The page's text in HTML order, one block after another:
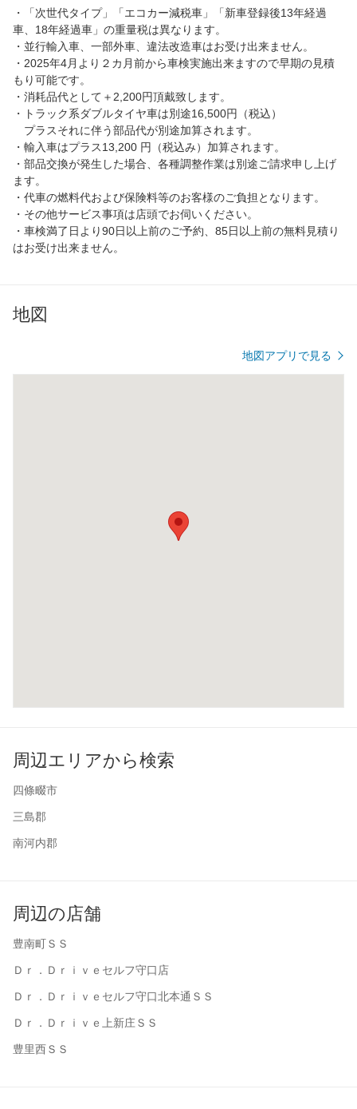
・「次世代タイプ」「エコカー減税車」「新車登録後13年経過
車、18年経過車」の重量税は異なります。
・並行輸入車、一部外車、違法改造車はお受け出来ません。
・2025年4月より２カ月前から車検実施出来ますので早期の見積
もり可能です。
・消耗品代として＋2,200円頂戴致します。
・トラック系ダブルタイヤ車は別途16,500円（税込）
プラスそれに伴う部品代が別途加算されます。
・輸入車はプラス13,200 円（税込み）加算されます。
・部品交換が発生した場合、各種調整作業は別途ご請求申し上げ
ます。
・代車の燃料代および保険料等のお客様のご負担となります。
・その他サービス事項は店頭でお伺いください。
・車検満了日より90日以上前のご予約、85日以上前の無料見積り
はお受け出来ません。
地図
地図アプリで見る
周辺エリアから検索
四條畷市
三島郡
南河内郡
周辺の店舗
豊南町ＳＳ
Ｄｒ．Ｄｒｉｖｅセルフ守口店
Ｄｒ．Ｄｒｉｖｅセルフ守口北本通ＳＳ
Ｄｒ．Ｄｒｉｖｅ上新庄ＳＳ
豊里西ＳＳ